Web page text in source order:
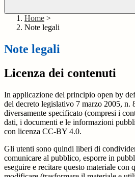
Home >
Note legali
Note legali
Licenza dei contenuti
In applicazione del principio open by
del decreto legislativo 7 marzo 2005,
diversamente specificato (compresi i
dati, i documenti e le informazioni
con licenza CC-BY 4.0.
Gli utenti sono quindi liberi di
comunicare al pubblico, esporre in
eseguire e recitare questo materiale con